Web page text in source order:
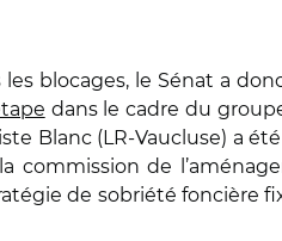
blocages, le Sénat a
dans le cadre du
Blanc (LR-Vaucluse) a
commission de
de sobriété foncière